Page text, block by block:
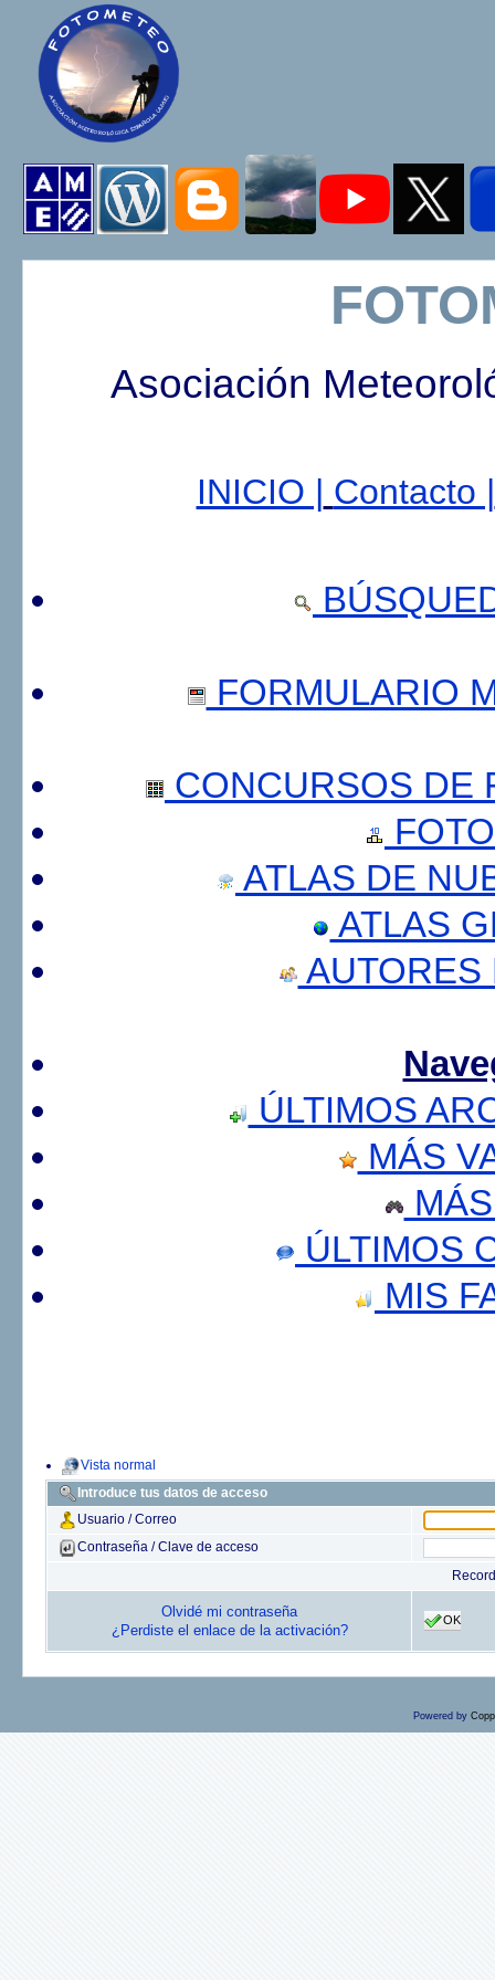
Asociación
INICIO | Contacto |
FORMULARIO
CONCURSOS DE
ATLAS DE
ATLAS
AUTORES
ÚLTIMOS
MÁS
ÚLTIMOS
MIS
Vista normal
Introduce tus datos de acceso
Usuario / Correo
Contraseña / Clave de acceso
Olvidé mi contraseña
¿Perdiste el enlace de la activación?
OK
Powered by